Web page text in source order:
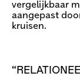
vergelijkbaar
aangepast
kruisen.